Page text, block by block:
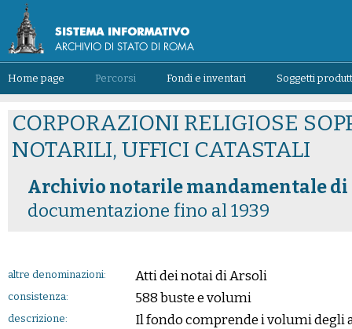
Home page Percorsi Fondi e inventari Soggetti
CORPORAZIONI RELIGIOSE
NOTARILI, UFFICI CATASTALI
Archivio notarile mandamentale
documentazione fino al 1939
altre denominazioni: Atti dei notai di Arsoli
consistenza: 588 buste e volumi
descrizione:
Il fondo comprende i volumi